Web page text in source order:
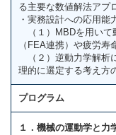
る主要な数値解法アプ
・実務設計への応用能
（１）MBDを用いて
（FEA連携）や疲労
（２）逆動力学解析
理的に選定する考え方
プログラム
１．機械の運動学と力